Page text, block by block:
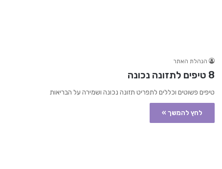
הנהלת האתר
8 טיפים לתזונה נכונה
טיפים פשוטים וכללים לתפריט תזונה נכונה ושמירה על הבריאות
לחץ להמשך »